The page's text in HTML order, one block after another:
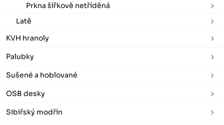
Prkna šířkově netříděná
Latě
KVH hranoly
Palubky
Sušené a hoblované
OSB desky
Sibiřský modřín